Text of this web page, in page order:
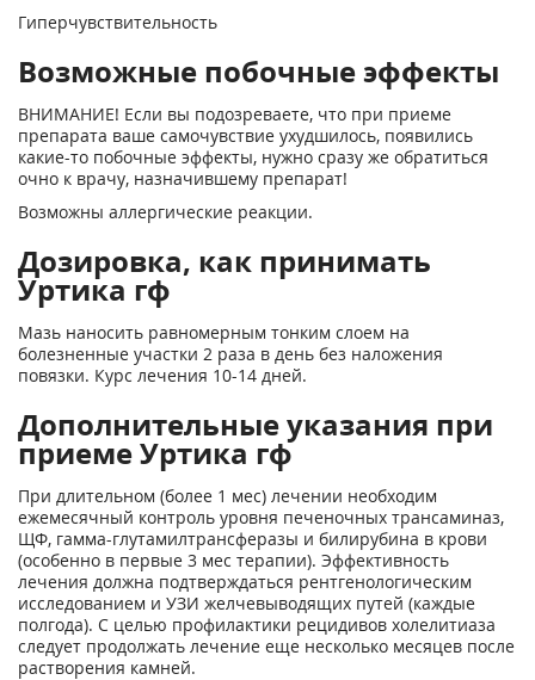
Гиперчувствительность
Возможные побочные эффекты
ВНИМАНИЕ! Если вы подозреваете, что при приеме
препарата ваше самочувствие ухудшилось, появились
какие-то побочные эффекты, нужно сразу же обратиться
очно к врачу, назначившему препарат!
Возможны аллергические реакции.
Дозировка, как принимать
Уртика гф
Мазь наносить равномерным тонким слоем на
болезненные участки 2 раза в день без наложения
повязки. Курс лечения 10-14 дней.
Дополнительные указания при
приеме Уртика гф
При длительном (более 1 мес) лечении необходим
ежемесячный контроль уровня печеночных трансаминаз,
ЩФ, гамма-глутамилтрансферазы и билирубина в крови
(особенно в первые 3 мес терапии). Эффективность
лечения должна подтверждаться рентгенологическим
исследованием и УЗИ желчевыводящих путей (каждые
полгода). С целью профилактики рецидивов холелитиаза
следует продолжать лечение еще несколько месяцев после
растворения камней.